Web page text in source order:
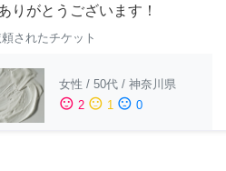
りがとうございます！
されたチケット
女性 / 50代 / 神奈川県
sentiment_satisfied 2 sentiment_neutral 1 sentiment_dissatisfied 0